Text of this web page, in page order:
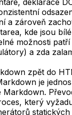
a zároveň
kde jsou
možnosti
a zda
zpět do
je
Markdown.
který